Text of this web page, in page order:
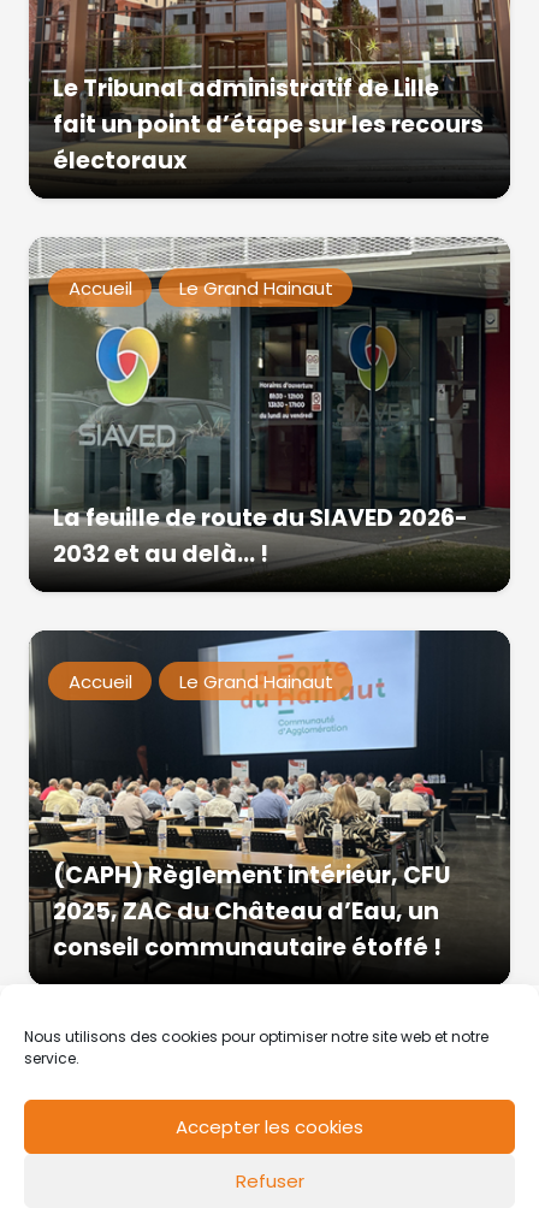
Nous utilisons des cookies pour optimiser notre site web et notre
service.
Accepter les cookies
Refuser
Le Tribunal administratif de Lille
fait un point d’étape sur les recours
électoraux
Accueil Le Grand Hainaut
La feuille de route du SIAVED 2026-
2032 et au delà… !
Accueil Le Grand Hainaut
(CAPH) Règlement intérieur, CFU
2025, ZAC du Château d’Eau, un
conseil communautaire étoffé !
Mentions légales Politique de cookies